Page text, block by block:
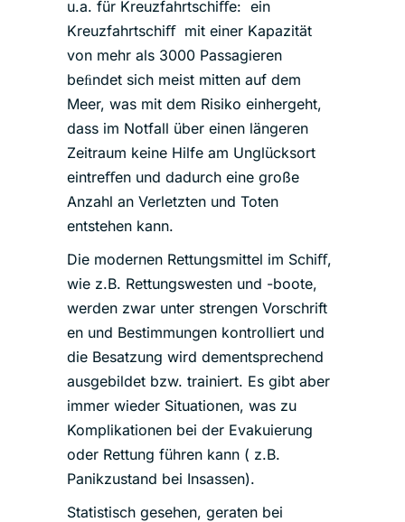
u.a. für Kreuzfahrtschiﬀe: ein
Kreuzfahrtschiﬀ mit einer Kapazität
von mehr als 3000 Passagieren
beﬁndet sich meist mitten auf dem
Meer, was mit dem Risiko einhergeht,
dass im Notfall über einen längeren
Zeitraum keine Hilfe am Unglücksort
eintreﬀen und dadurch eine große
Anzahl an Verletzten und Toten
entstehen kann.
Die modernen Rettungsmittel im Schiﬀ,
wie z.B. Rettungswesten und -boote,
werden zwar unter strengen Vorschrift
en und Bestimmungen kontrolliert und
die Besatzung wird dementsprechend
ausgebildet bzw. trainiert. Es gibt aber
immer wieder Situationen, was zu
Komplikationen bei der Evakuierung
oder Rettung führen kann ( z.B.
Panikzustand bei Insassen).
Statistisch gesehen, geraten bei